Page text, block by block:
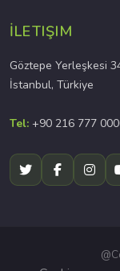
İLETIŞIM
Göztepe Yerleşkesi
İstanbul, Türkiye
Tel: +90 216 777